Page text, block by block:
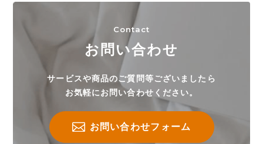
Contact
お問い合わせ
サービスや商品のご質問等ございましたら
お気軽にお問い合わせください。
お問い合わせフォーム